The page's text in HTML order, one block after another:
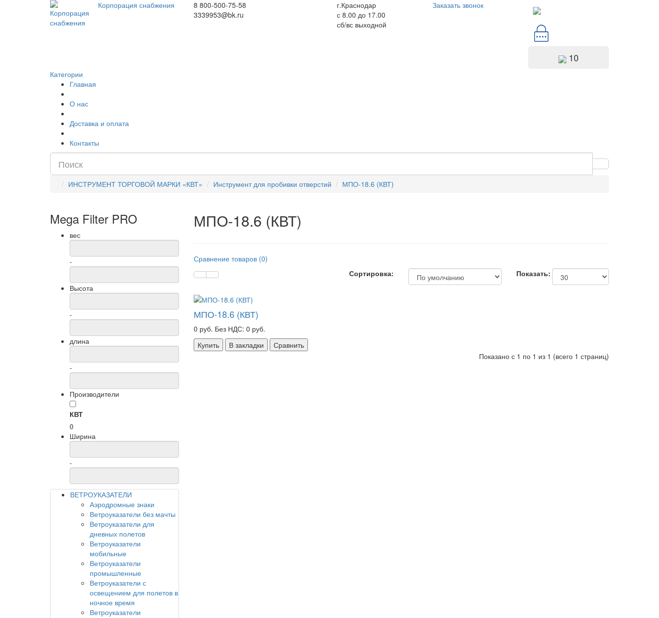
Корпорация снабжения
8 800-500-75-58
3339953@bk.ru
г.Краснодар
с 8.00 до 17.00
сб/вс выходной
Заказать звонок
10
Категории
Главная
О нас
Доставка и оплата
Контакты
ИНСТРУМЕНТ ТОРГОВОЙ МАРКИ «КВТ» Инструмент для пробивки отверстий МПО-18.6 (КВТ)
Mega Filter PRO
вес
-
Высота
-
длина
-
Производители
КВТ
0
Ширина
-
ВЕТРОУКАЗАТЕЛИ
Аэродромные знаки
Ветроуказатели без мачты
Ветроуказатели для
дневных полетов
Ветроуказатели
мобильные
Ветроуказатели
промышленные
Ветроуказатели с
освещением для полетов в
ночное время
Ветроуказатели
МПО-18.6 (КВТ)
Сравнение товаров (0)
Сортировка:
Показать:
МПО-18.6 (КВТ)
0 руб. Без НДС: 0 руб.
Купить
В закладки
Сравнить
Показано с 1 по 1 из 1 (всего 1 страниц)